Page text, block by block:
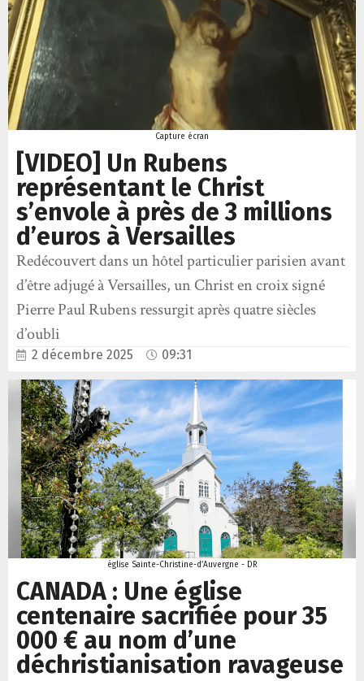
Capture écran
[VIDEO] Un Rubens
représentant le Christ
s’envole à près de 3 millions
d’euros à Versailles
Redécouvert dans un hôtel particulier parisien avant
d’être adjugé à Versailles, un Christ en croix signé
Pierre Paul Rubens ressurgit après quatre siècles
d’oubli
2 décembre 2025 09:31
église Sainte-Christine-d’Auvergne - DR
CANADA : Une église
centenaire sacrifiée pour 35
000 € au nom d’une
déchristianisation ravageuse